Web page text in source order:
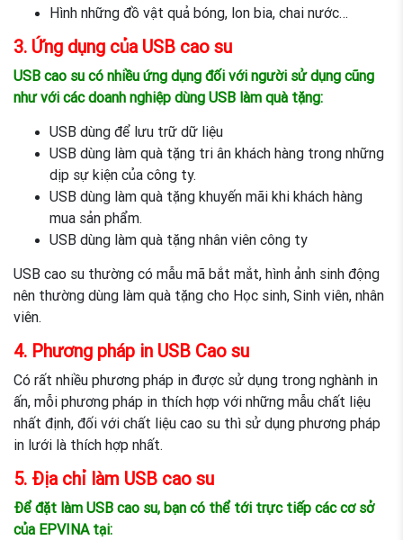
Hình những đồ vật quả bóng, lon bia, chai nước…
3. Ứng dụng của USB cao su
USB cao su có nhiều ứng dụng đối với người sử dụng cũng
như với các doanh nghiệp dùng USB làm quà tặng:
USB dùng để lưu trữ dữ liệu
USB dùng làm quà tặng tri ân khách hàng trong những
dịp sự kiện của công ty.
USB dùng làm quà tặng khuyến mãi khi khách hàng
mua sản phẩm.
USB dùng làm quà tặng nhân viên công ty
USB cao su thường có mẫu mã bắt mắt, hình ảnh sinh động
nên thường dùng làm quà tặng cho Học sinh, Sinh viên, nhân
viên.
4. Phương pháp in USB Cao su
Có rất nhiều phương pháp in được sử dụng trong nghành in
ấn, mỗi phương pháp in thích hợp với những mẫu chất liệu
nhất định, đối với chất liệu cao su thì sử dụng phương pháp
in lưới là thích hợp nhất.
5. Địa chỉ làm USB cao su
Để đặt làm USB cao su, bạn có thể tới trực tiếp các cơ sở
của EPVINA tại: